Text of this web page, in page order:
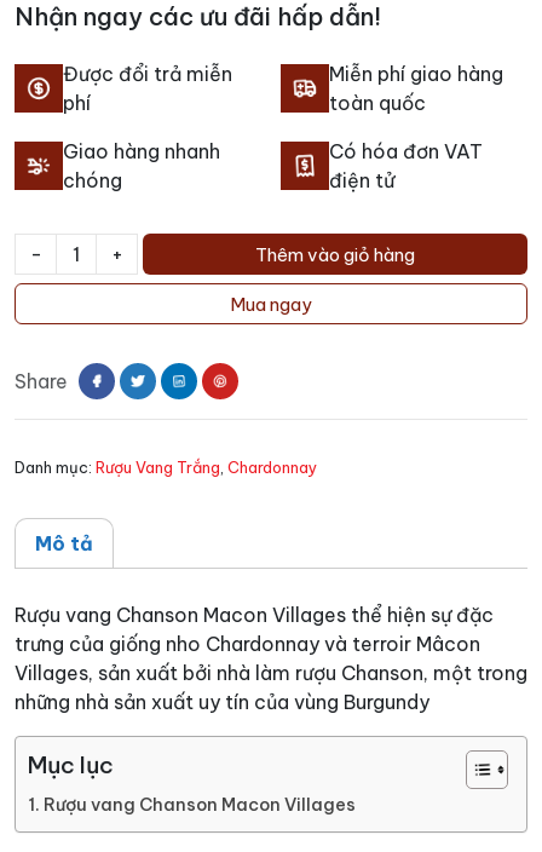
Nhận ngay các ưu đãi hấp dẫn!
Được đổi trả miễn
phí
Miễn phí giao hàng
toàn quốc
Giao hàng nhanh
chóng
Có hóa đơn VAT
điện tử
-
Rượu
Chanson
Villages
+ Thêm vào giỏ hàng
Mua ngay
Share
Danh mục: Rượu Vang Trắng, Chardonnay
Mô tả
Rượu vang Chanson Macon Villages thể hiện sự đặc
trưng của giống nho Chardonnay và terroir Mâcon
Villages, sản xuất bởi nhà làm rượu Chanson, một trong
những nhà sản xuất uy tín của vùng Burgundy
Mục lục
Rượu vang Chanson Macon Villages